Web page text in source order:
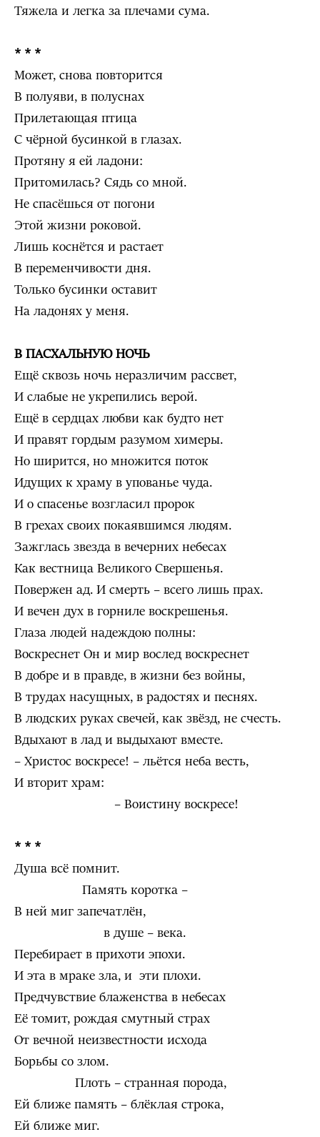
Тяжела и легка за плечами сума.
* * *
Может, снова повторится
В полуяви, в полуснах
Прилетающая птица
С чёрной бусинкой в глазах.
Протяну я ей ладони:
Притомилась? Сядь со мной.
Не спасёшься от погони
Этой жизни роковой.
Лишь коснётся и растает
В переменчивости дня.
Только бусинки оставит
На ладонях у меня.
В ПАСХАЛЬНУЮ НОЧЬ
Ещё сквозь ночь неразличим рассвет,
И слабые не укрепились верой.
Ещё в сердцах любви как будто нет
И правят гордым разумом химеры.
Но ширится, но множится поток
Идущих к храму в упованье чуда.
И о спасенье возгласил пророк
В грехах своих покаявшимся людям.
Зажглась звезда в вечерних небесах
Как вестница Великого Свершенья.
Повержен ад. И смерть – всего лишь прах.
И вечен дух в горниле воскрешенья.
Глаза людей надеждою полны:
Воскреснет Он и мир вослед воскреснет
В добре и в правде, в жизни без войны,
В трудах насущных, в радостях и песнях.
В людских руках свечей, как звёзд, не счесть.
Вдыхают в лад и выдыхают вместе.
– Христос воскресе! – льётся неба весть,
И вторит храм:
– Воистину воскресе!
* * *
Душа всё помнит.
Память коротка –
В ней миг запечатлён,
в душе – века.
Перебирает в прихоти эпохи.
И эта в мраке зла, и эти плохи.
Предчувствие блаженства в небесах
Её томит, рождая смутный страх
От вечной неизвестности исхода
Борьбы со злом.
Плоть – странная порода,
Ей ближе память – блёклая строка,
Ей ближе миг.